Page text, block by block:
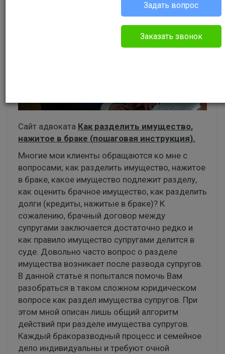
Сайт адвоката Как разделить имущество,
нажитое в браке (пошаговая инструкция).
Многие мои клиенты обращаются ко мне с
вопросами; как разделить имущество, нажитое
в браке, какое имущество подлежит разделу,
как оценить брачное имущество, как разделить
долги (кредиты, нажитые в браке)? К
сожалению, брачный договор между
супругами заключается достаточно редко и
как правило имущество супругами делится в
суде. Довольно часто вопрос о разделе
имущества возникает после развода супругов.
В данной статье я попытался помочь Вам
разобраться в таком сложном юридическом
вопросе как раздел имущества супругов. При
этом мной описан лишь общий алгоритм
действий при разделе имущества супругов.
Каждый бракоразводный процесс и семейное
дело индивидуальны и требуют очной
Задать вопрос
Заказать звонок